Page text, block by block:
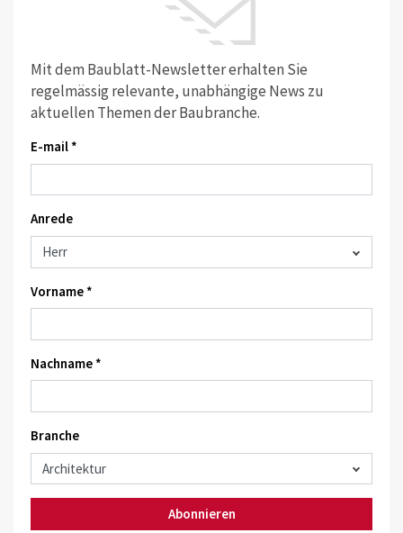
Mit dem Baublatt-Newsletter erhalten Sie
regelmässig relevante, unabhängige News zu
aktuellen Themen der Baubranche.
E-mail *
Anrede
Vorname *
Nachname *
Branche
Abonnieren